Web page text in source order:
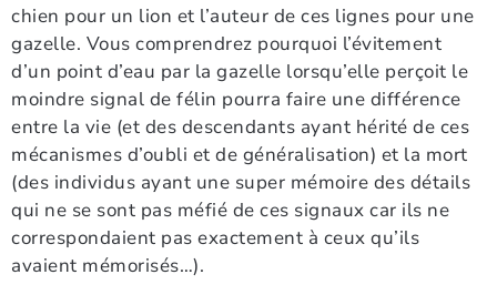
chien pour un lion et l’auteur de ces lignes pour une
gazelle. Vous comprendrez pourquoi l’évitement
d’un point d’eau par la gazelle lorsqu’elle perçoit le
moindre signal de félin pourra faire une différence
entre la vie (et des descendants ayant hérité de ces
mécanismes d’oubli et de généralisation) et la mort
(des individus ayant une super mémoire des détails
qui ne se sont pas méfié de ces signaux car ils ne
correspondaient pas exactement à ceux qu’ils
avaient mémorisés…).